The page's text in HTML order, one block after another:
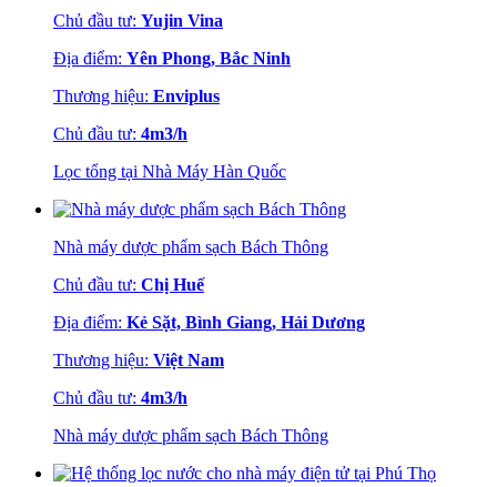
Chủ đầu tư: Yujin Vina
Địa điểm: Yên Phong, Bắc Ninh
Thương hiệu: Enviplus
Chủ đầu tư: 4m3/h
Lọc tổng tại Nhà Máy Hàn Quốc
Nhà máy dược phẩm sạch Bách Thông
Chủ đầu tư: Chị Huế
Địa điểm: Kẻ Sặt, Bình Giang, Hải Dương
Thương hiệu: Việt Nam
Chủ đầu tư: 4m3/h
Nhà máy dược phẩm sạch Bách Thông